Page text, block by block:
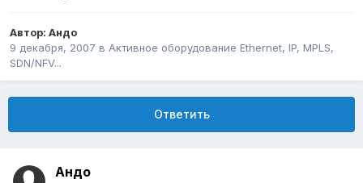
Автор: Андо
9 декабря, 2007 в Активное оборудование Ethernet, IP, MPLS,
SDN/NFV...
Ответить
Андо